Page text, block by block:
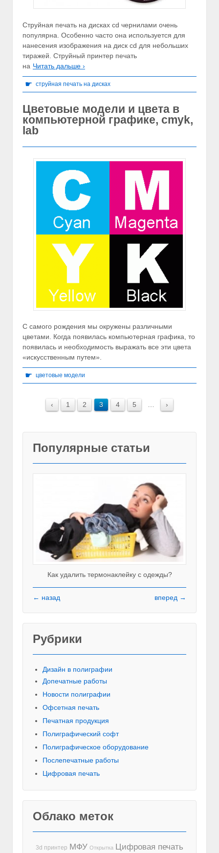
Струйная печать на дисках cd чернилами очень
популярна. Особенно часто она используется для
нанесения изображения на диск cd для небольших
тиражей. Струйный принтер печать
на Читать дальше ›
☛ струйная печать на дисках
Цветовые модели и цвета в
компьютерной графике, cmyk,
lab
С самого рождения мы окружены различными
цветами. Когда появилась компьютерная графика, то
появилась и необходимость выражать все эти цвета
«искусственным путем».
☛ цветовые модели
‹ 1 2 3 4 5 ›
Популярные статьи
Как удалить термонаклейку с одежды?
← назад вперед →
Рубрики
Дизайн в полиграфии
Допечатные работы
Новости полиграфии
Офсетная печать
Печатная продукция
Полиграфический софт
Полиграфическое оборудование
Послепечатные работы
Цифровая печать
Облако меток
3d принтер МФУ Открытка Цифровая печать